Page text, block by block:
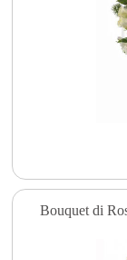
Bouquet di